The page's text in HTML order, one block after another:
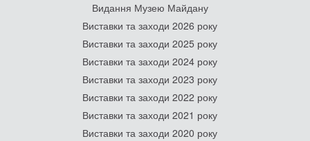
Видання Музею Майдану
Виставки та заходи 2026 року
Виставки та заходи 2025 року
Виставки та заходи 2024 року
Виставки та заходи 2023 року
Виставки та заходи 2022 року
Виставки та заходи 2021 року
Виставки та заходи 2020 року